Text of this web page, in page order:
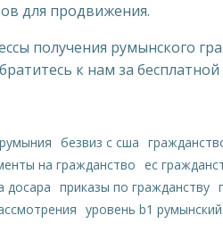
для продвижения.
получения румынского
к нам за
безвиз с сша
на гражданство ес
досара приказы по гражданству
уровень b1
для українців -